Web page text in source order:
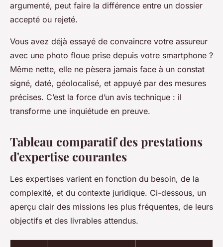
argumenté, peut faire la différence entre un dossier
accepté ou rejeté.
Vous avez déjà essayé de convaincre votre assureur
avec une photo floue prise depuis votre smartphone ?
Même nette, elle ne pèsera jamais face à un constat
signé, daté, géolocalisé, et appuyé par des mesures
précises. C’est la force d’un avis technique : il
transforme une inquiétude en preuve.
Tableau comparatif des prestations
d'expertise courantes
Les expertises varient en fonction du besoin, de la
complexité, et du contexte juridique. Ci-dessous, un
aperçu clair des missions les plus fréquentes, de leurs
objectifs et des livrables attendus.